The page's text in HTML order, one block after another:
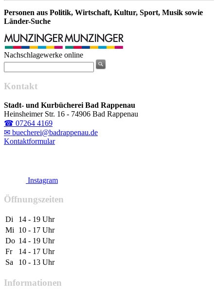
Personen aus Politik, Wirtschaft, Kultur, Sport, Musik sowie
Länder-Suche
Nachschlagewerke online
Kontakt
Stadt- und Kurbücherei Bad Rappenau
Heinsheimer Str. 16 - 74906 Bad Rappenau
☎ 07264 4169
✉ buecherei@badrappenau.de
Kontaktformular
Instagram
Öffnungszeiten
Di
14 - 19 Uhr
Mi
10 - 17 Uhr
Do 14 - 19 Uhr
Fr
14 - 17 Uhr
Sa
10 - 13 Uhr
Informationen